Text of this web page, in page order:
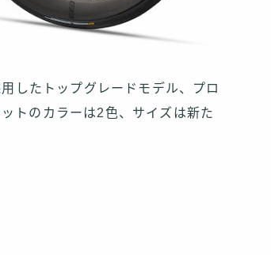
したトップグレードモデル、プロ
トのカラーは2色、サイズは新た